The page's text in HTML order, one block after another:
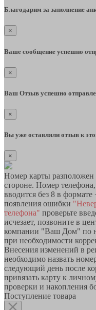
Благодарим за заполнение
×
Ваше сообщение успешно
×
Ваш Отзыв успешно
×
Вы уже оставляли отзыв к
×
Номер карты
стороне. Номер
вводится без 8 в
появления ошибки
телефона" проверьте
исчезает, позвоните в
компании "Ваш Дом" по
при необходимости
Внесения изменений в
необходимо назвать
следующий день после
привязать карту к
проверки и накопления
Поступление товара